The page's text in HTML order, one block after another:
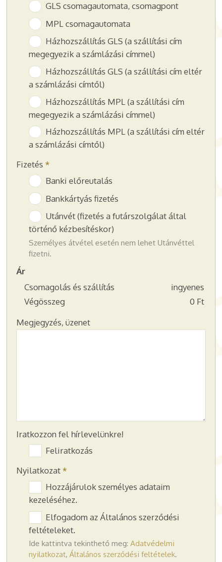
GLS csomagautomata, csomagpont
MPL csomagautomata
Házhozszállítás GLS (a szállítási cím
megegyezik a számlázási címmel)
Házhozszállítás GLS (a szállítási cím eltér
a számlázási címtől)
Házhozszállítás MPL (a szállítási cím
megegyezik a számlázási címmel)
Házhozszállítás MPL (a szállítási cím eltér
a számlázási címtől)
Fizetés *
Banki előreutalás
Bankkártyás fizetés
Utánvét (fizetés a futárszolgálat által
történő kézbesítéskor)
Személyes átvétel esetén nem lehet Utánvéttel
fizetni.
Ár
Csomagolás és szállítás
ingyenes
Végösszeg
0 Ft
Megjegyzés, üzenet
Iratkozzon fel hírlevelünkre!
Feliratkozás
Nyilatkozat *
Hozzájárulok személyes adataim
kezeléséhez.
Elfogadom az Általános szerződési
feltételeket.
Ide kattintva tekinthető meg:Adatvédelmi
nyilatkozat,Általános szerződési feltételek.